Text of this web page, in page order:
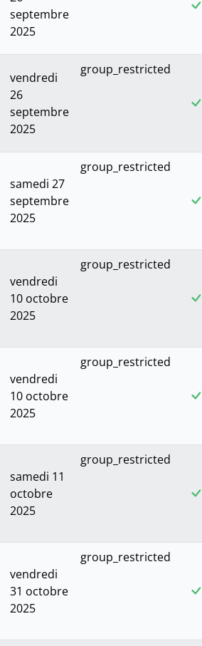
septembre
2025
vendredi
26
septembre
2025
group_restricted
samedi 27
septembre
2025
group_restricted
vendredi
10 octobre
2025
group_restricted
vendredi
10 octobre
2025
group_restricted
samedi 11
octobre
2025
group_restricted
vendredi
31 octobre
2025
group_restricted